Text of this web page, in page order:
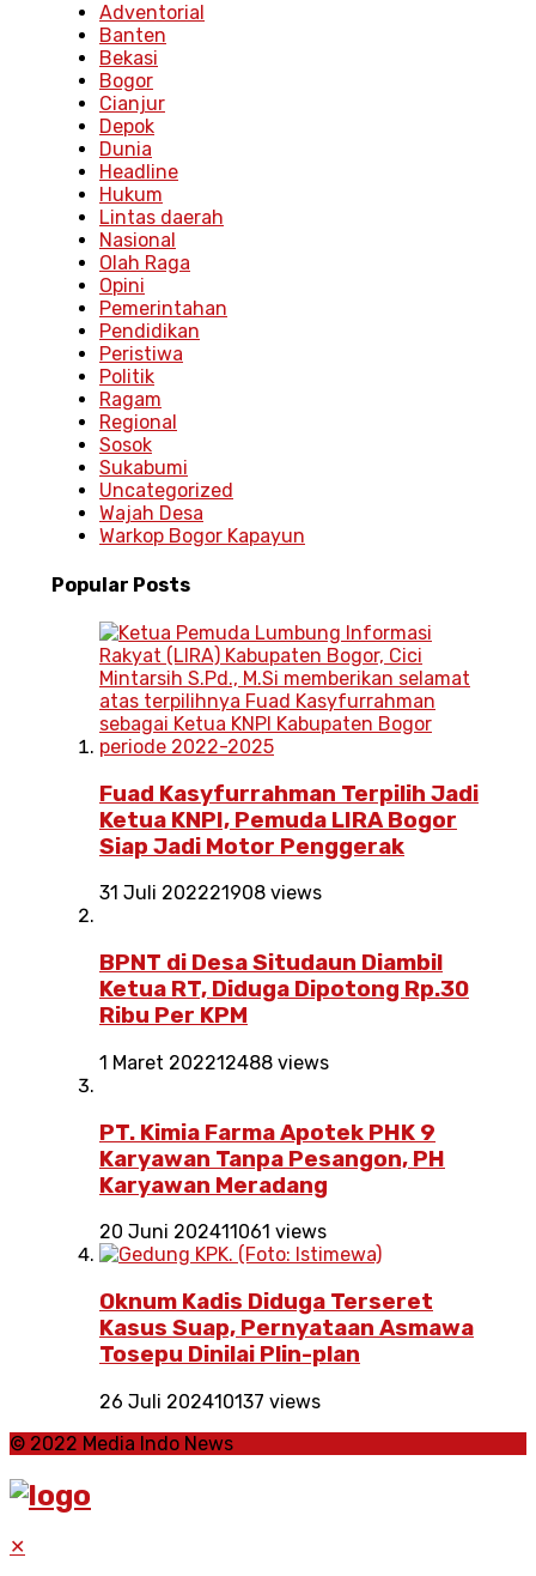
Adventorial
Banten
Bekasi
Bogor
Cianjur
Depok
Dunia
Headline
Hukum
Lintas daerah
Nasional
Olah Raga
Opini
Pemerintahan
Pendidikan
Peristiwa
Politik
Ragam
Regional
Sosok
Sukabumi
Uncategorized
Wajah Desa
Warkop Bogor Kapayun
Popular Posts
Fuad Kasyfurrahman Terpilih Jadi
Ketua KNPI, Pemuda LIRA Bogor
Siap Jadi Motor Penggerak
31 Juli 202221908 views
BPNT di Desa Situdaun Diambil
Ketua RT, Diduga Dipotong Rp.30
Ribu Per KPM
1 Maret 202212488 views
PT. Kimia Farma Apotek PHK 9
Karyawan Tanpa Pesangon, PH
Karyawan Meradang
20 Juni 202411061 views
Oknum Kadis Diduga Terseret
Kasus Suap, Pernyataan Asmawa
Tosepu Dinilai Plin-plan
26 Juli 202410137 views
© 2022 Media Indo News
✕